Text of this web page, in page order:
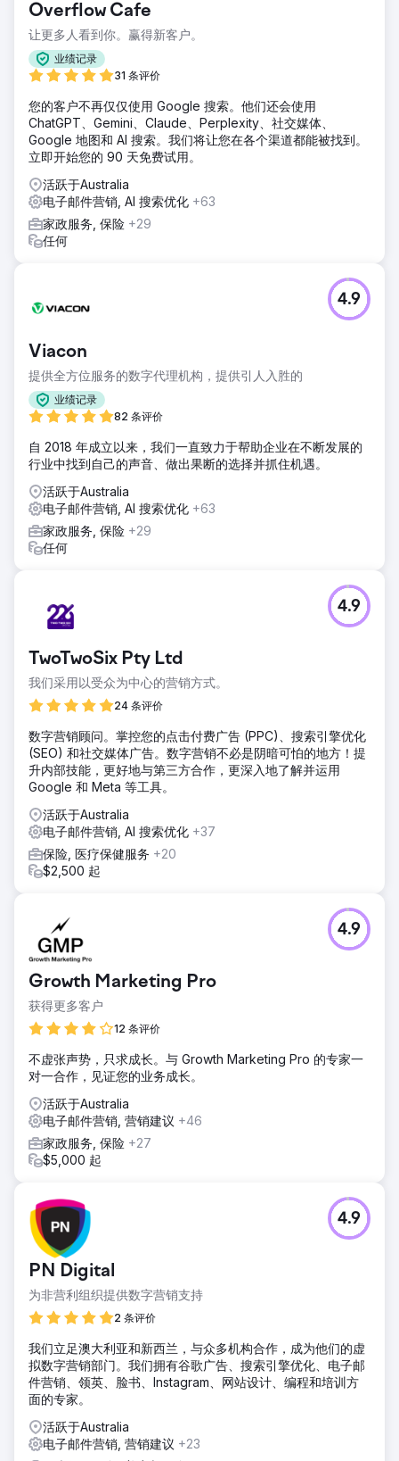
Overflow Cafe
让更多人看到你。赢得新客户。
业绩记录
31 条评价
您的客户不再仅仅使用 Google 搜索。他们还会使用
ChatGPT、Gemini、Claude、Perplexity、社交媒体、
Google 地图和 AI 搜索。我们将让您在各个渠道都能被找到。
立即开始您的 90 天免费试用。
活跃于Australia
电子邮件营销, AI 搜索优化 +63
家政服务, 保险 +29
任何
Viacon
提供全方位服务的数字代理机构，提供引人入胜的
业绩记录
82 条评价
4.9
自 2018 年成立以来，我们一直致力于帮助企业在不断发展的
行业中找到自己的声音、做出果断的选择并抓住机遇。
活跃于Australia
电子邮件营销, AI 搜索优化 +63
家政服务, 保险 +29
任何
TwoTwoSix Pty Ltd
我们采用以受众为中心的营销方式。
24 条评价
4.9
数字营销顾问。掌控您的点击付费广告 (PPC)、搜索引擎优化
(SEO) 和社交媒体广告。数字营销不必是阴暗可怕的地方！提
升内部技能，更好地与第三方合作，更深入地了解并运用
Google 和 Meta 等工具。
活跃于Australia
电子邮件营销, AI 搜索优化 +37
保险, 医疗保健服务 +20
$2,500 起
Growth Marketing Pro
获得更多客户
12 条评价
4.9
不虚张声势，只求成长。与 Growth Marketing Pro 的专家一
对一合作，见证您的业务成长。
活跃于Australia
电子邮件营销, 营销建议 +46
家政服务, 保险 +27
$5,000 起
PN Digital
为非营利组织提供数字营销支持
2 条评价
4.9
我们立足澳大利亚和新西兰，与众多机构合作，成为他们的虚
拟数字营销部门。我们拥有谷歌广告、搜索引擎优化、电子邮
件营销、领英、脸书、Instagram、网站设计、编程和培训方
面的专家。
活跃于Australia
电子邮件营销, 营销建议 +23